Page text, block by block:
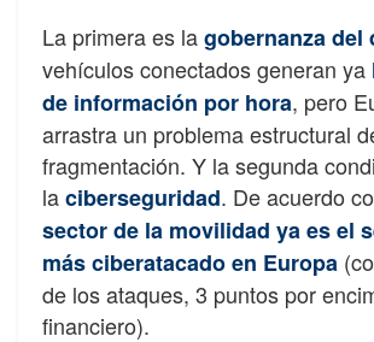
La primera es lagobernanza del
vehículos conectados generan ya
de información por hora, pero
arrastra un problema estructural
fragmentación. Y la segunda
laciberseguridad. De acuerdo
sector de la movilidad ya es el
más ciberatacado en Europa
de los ataques, 3 puntos por
financiero).